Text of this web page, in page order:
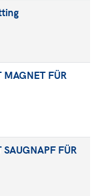
FÜR
FÜR